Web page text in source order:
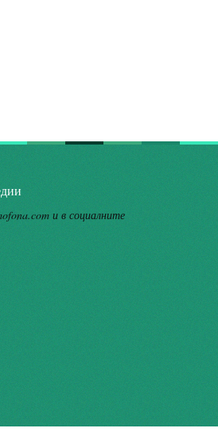
и в социалните